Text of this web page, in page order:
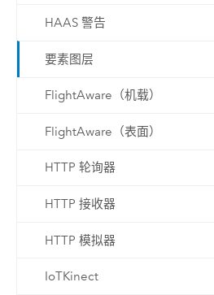
HAAS 警告
要素图层
FlightAware（机载）
FlightAware（表面）
HTTP 轮询器
HTTP 接收器
HTTP 模拟器
IoTKinect